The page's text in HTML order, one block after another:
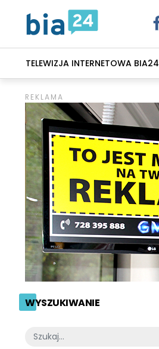
TELEWIZJA INTERNETOWA BIA24
WYSZUKIWANIE